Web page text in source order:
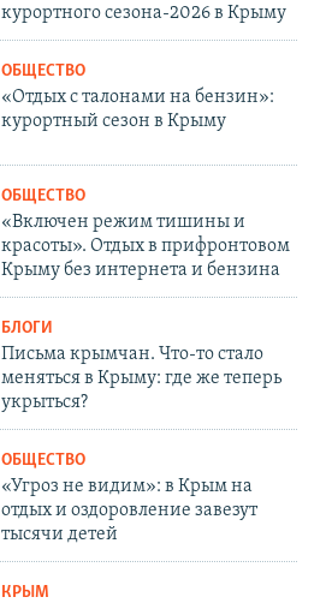
курортного сезона-2026 в Крыму
ОБЩЕСТВО
«Отдых с талонами на бензин»:
курортный сезон в Крыму
ОБЩЕСТВО
«Включен режим тишины и
красоты». Отдых в прифронтовом
Крыму без интернета и бензина
БЛОГИ
Письма крымчан. Что-то стало
меняться в Крыму: где же теперь
укрыться?
ОБЩЕСТВО
«Угроз не видим»: в Крым на
отдых и оздоровление завезут
тысячи детей
КРЫМ